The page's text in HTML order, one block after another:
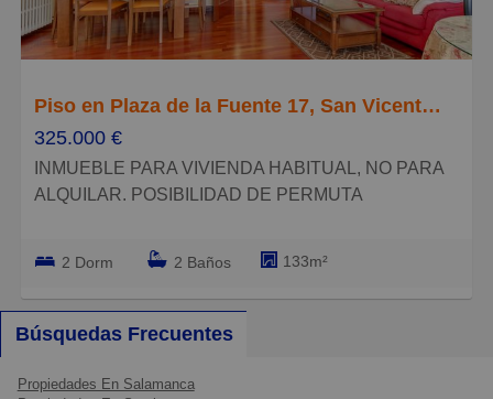
Grandes
Piso en Plaza de la Fuente 17, San Vicente-Las Úrsulas
325.000 €
ALQUILAR. POSIBILIDAD DE PERMUTA
Plaza de la Fuente, extraordinaria propiedad en la
mejor zona residencial de Salamanca. esquinazo con
balcón, todo exterior, cocina y baños con ventana.
mucha luz y sol natural. Excelente distribución
2 Dorm 2 Baños 133m²
Búsquedas Frecuentes
Propiedades En Salamanca